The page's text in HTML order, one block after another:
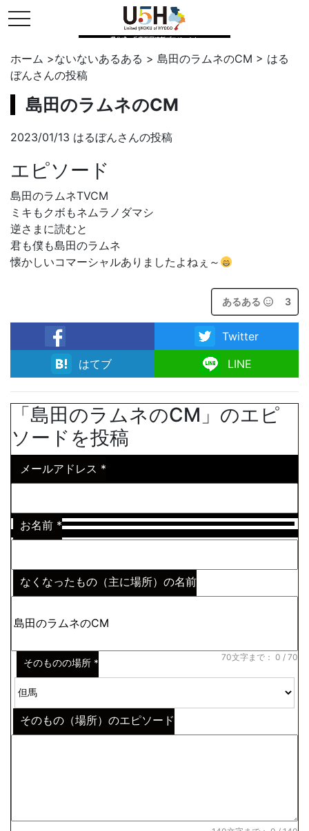
toggle navigation
県公式・兵庫五国連邦プロジェクト
ホーム >ないないあるある > 島田のラムネのCM > はる
ぼんさんの投稿
島田のラムネのCM
2023/01/13 はるぼんさんの投稿
エピソード
島田のラムネTVCM
ミキもクボもネムラノダマシ
逆さまに読むと
君も僕も島田のラムネ
懐かしいコマーシャルありましたよねぇ～
あるある 3
facebook
Twitter
はてブ
LINE
「島田のラムネのCM」のエピ
ソードを投稿
メールアドレス *
お名前 *
なくなったもの（主に場所）の名前
70文字まで： 0 / 70
そのものの場所 *
そのもの（場所）のエピソード